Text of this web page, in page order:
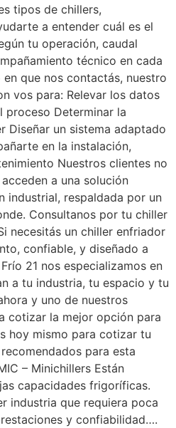
tipos de chillers,
a entender cuál es el
tu operación, caudal
técnico en cada
que nos contactás, nuestro
vos para: Relevar los datos
Determinar la
Diseñar un sistema adaptado
en la instalación,
Nuestros clientes no
a una solución
industrial, respaldada por un
Consultanos por tu chiller
necesitás un chiller enfriador
confiable, y diseñado a
21 nos especializamos en
a tu industria, tu espacio y tu
y uno de nuestros
cotizar la mejor opción para
hoy mismo para cotizar tu
para esta
– Minichillers Están
capacidades frigoríficas.
industria que requiera poca
y confiabilidad….